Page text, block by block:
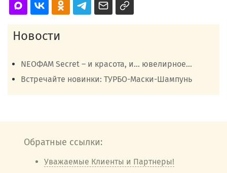
Новости
NEOФАМ Secret – и красота, и… ювелирное...
Встречайте новинки: ТУРБО-Маски-Шампунь
Обратные ссылки:
Уважаемые Клиенты и Партнеры!